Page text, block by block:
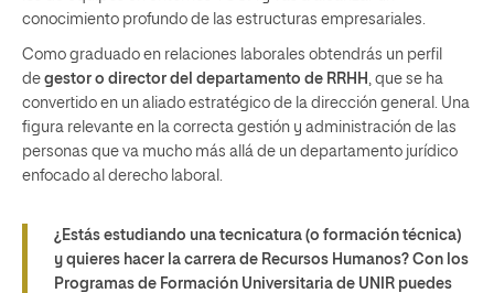
conocimiento profundo de las estructuras empresariales.
Como graduado en relaciones laborales obtendrás un perfil
de gestor o director del departamento de RRHH, que se ha
convertido en un aliado estratégico de la dirección general. Una
figura relevante en la correcta gestión y administración de las
personas que va mucho más allá de un departamento jurídico
enfocado al derecho laboral.
¿Estás estudiando una tecnicatura (o formación técnica)
y quieres hacer la carrera de Recursos Humanos? Con los
Programas de Formación Universitaria de UNIR puedes